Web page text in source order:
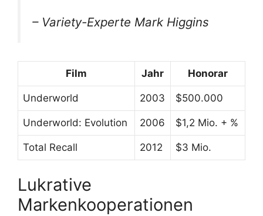
– Variety-Experte Mark Higgins
Film Jahr Honorar
Underworld 2003 $500.000
Underworld: Evolution 2006 $1,2 Mio. + %
Total Recall 2012 $3 Mio.
Lukrative
Markenkooperationen